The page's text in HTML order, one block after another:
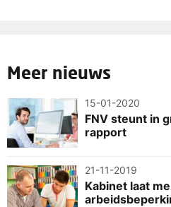
Meer nieuws
15-01-2020
FNV steunt in
rapport
21-11-2019
Kabinet laat